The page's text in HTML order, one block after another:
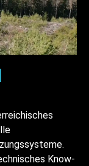
Know-